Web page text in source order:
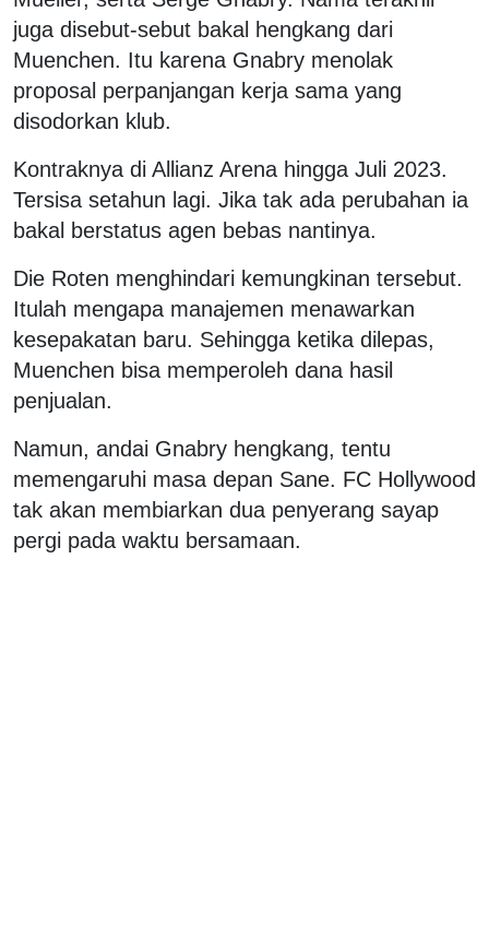
juga disebut-sebut bakal hengkang dari
Muenchen. Itu karena Gnabry menolak
proposal perpanjangan kerja sama yang
disodorkan klub.
Kontraknya di Allianz Arena hingga Juli 2023.
Tersisa setahun lagi. Jika tak ada perubahan ia
bakal berstatus agen bebas nantinya.
Die Roten menghindari kemungkinan tersebut.
Itulah mengapa manajemen menawarkan
kesepakatan baru. Sehingga ketika dilepas,
Muenchen bisa memperoleh dana hasil
penjualan.
Namun, andai Gnabry hengkang, tentu
memengaruhi masa depan Sane. FC Hollywood
tak akan membiarkan dua penyerang sayap
pergi pada waktu bersamaan.